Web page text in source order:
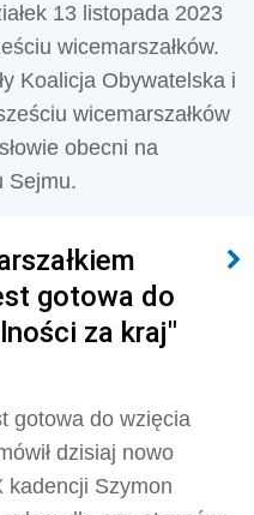
13 listopada 2023
wicemarszałków.
Koalicja Obywatelska i
wicemarszałków
obecni na
Sejmu.
gotowa do
za kraj"
gotowa do wzięcia
dzisiaj nowo
kadencji Szymon